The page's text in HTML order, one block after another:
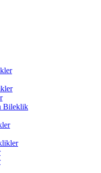
Bileklik